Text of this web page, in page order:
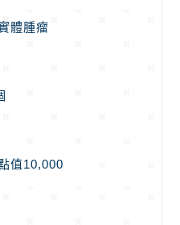
體腫瘤
值10,000